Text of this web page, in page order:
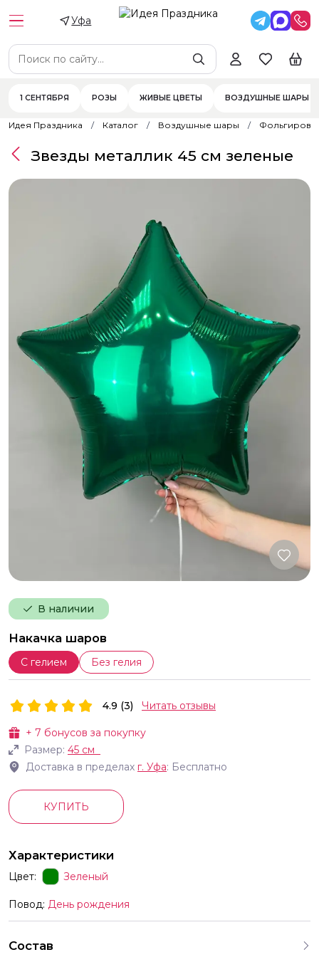
Уфа
1 СЕНТЯБРЯ РОЗЫ ЖИВЫЕ ЦВЕТЫ ВОЗДУШНЫЕ ШАРЫ
Идея Праздника Каталог Воздушные шары
В наличии
Накачка шаров
С гелием Без гелия
Звезды металлик 45 см зеленые
+ 7 бонусов за покупку
Размер: 45 см
Доставка в пределах г. Уфа: Бесплатно
4.9 (3) Читать отзывы
КУПИТЬ
Характеристики
Цвет: Зеленый
Повод: День рождения
Состав